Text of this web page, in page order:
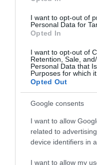
I want to opt-out of
Personal Data for
Opted In
I want to opt-out of
Retention, Sale,
Personal Data that
Purposes for which
Opted Out
Google consents
I want to allow
related to
device identifiers in
I want to allow my
ΑΦΉΣΤΕ ΈΝΑ
Η ηλ. διεύθυνση σας δεν